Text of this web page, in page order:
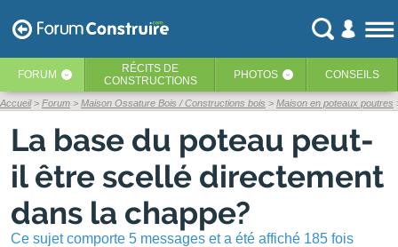
FORUM ‹ RÉCITS DE
CONSTRUCTIONS
PHOTOS ‹ CONSEILS
Accueil Forum Maison Ossature Bois / Constructions bois Maison en poteaux poutres
La base du poteau peut-
il être scellé directement
dans la chappe?
Ce sujet comporte 5 messages et a été affiché 185 fois